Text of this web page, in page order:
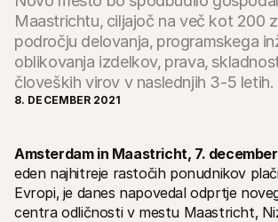
Partnerji
Za agencije
Spoznajte naš program partnerskih agencij
Maastrichtu‚ ciljajoč na več kot 200
področju delovanja‚ programskega
oblikovanja izdelkov‚ prava‚
človeških virov v naslednjih 3-5 letih.
8. DECEMBER 2021
Amsterdam in Maastricht‚ 7.
eden najhitreje rastočih ponudnikov
Evropi‚ je danes napovedal odprtje
centra odličnosti v mestu Maastricht‚